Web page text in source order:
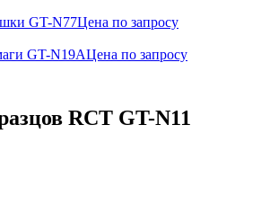
GT-N77Цена по запросу
GT-N19AЦена по запросу
RCT GT-N11